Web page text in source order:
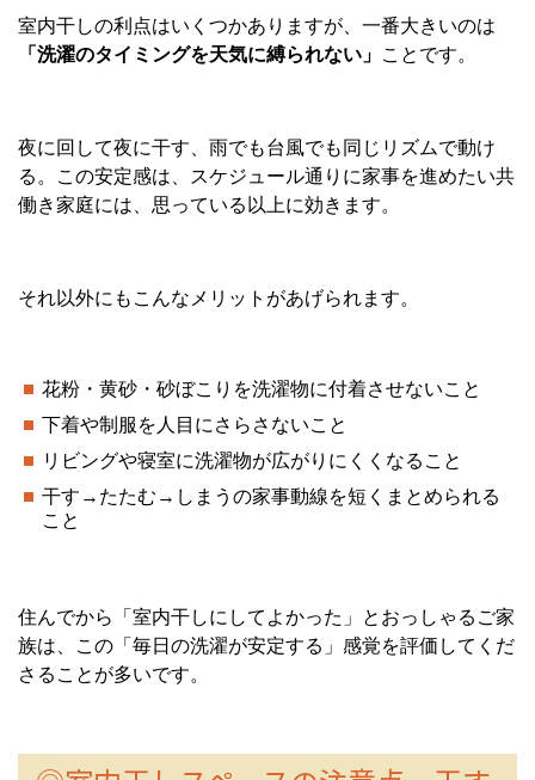
室内干しの利点はいくつかありますが、一番大きいのは
「洗濯のタイミングを天気に縛られない」 ことです。
夜に回して夜に干す、雨でも台風でも同じリズムで動け
る。この安定感は、スケジュール通りに家事を進めたい共
働き家庭には、思っている以上に効きます。
それ以外にもこんなメリットがあげられます。
花粉・黄砂・砂ぼこりを洗濯物に付着させないこと
下着や制服を人目にさらさないこと
リビングや寝室に洗濯物が広がりにくくなること
干す→たたむ→しまうの家事動線を短くまとめられる
こと
住んでから「室内干しにしてよかった」とおっしゃるご家
族は、この「毎日の洗濯が安定する」感覚を評価してくだ
さることが多いです。